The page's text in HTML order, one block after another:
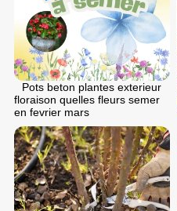
Pots beton plantes exterieur
floraison quelles fleurs semer
en fеvrier mars